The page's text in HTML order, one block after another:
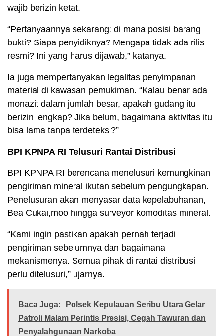
wajib berizin ketat.
“Pertanyaannya sekarang: di mana posisi barang
bukti? Siapa penyidiknya? Mengapa tidak ada rilis
resmi? Ini yang harus dijawab,” katanya.
Ia juga mempertanyakan legalitas penyimpanan
material di kawasan pemukiman. “Kalau benar ada
monazit dalam jumlah besar, apakah gudang itu
berizin lengkap? Jika belum, bagaimana aktivitas itu
bisa lama tanpa terdeteksi?”
BPI KPNPA RI Telusuri Rantai Distribusi
BPI KPNPA RI berencana menelusuri kemungkinan
pengiriman mineral ikutan sebelum pengungkapan.
Penelusuran akan menyasar data kepelabuhanan,
Bea Cukai,moo hingga surveyor komoditas mineral.
“Kami ingin pastikan apakah pernah terjadi
pengiriman sebelumnya dan bagaimana
mekanismenya. Semua pihak di rantai distribusi
perlu ditelusuri,” ujarnya.
Baca Juga:
Polsek Kepulauan Seribu Utara Gelar
Patroli Malam Perintis Presisi, Cegah Tawuran dan
Penyalahgunaan Narkoba